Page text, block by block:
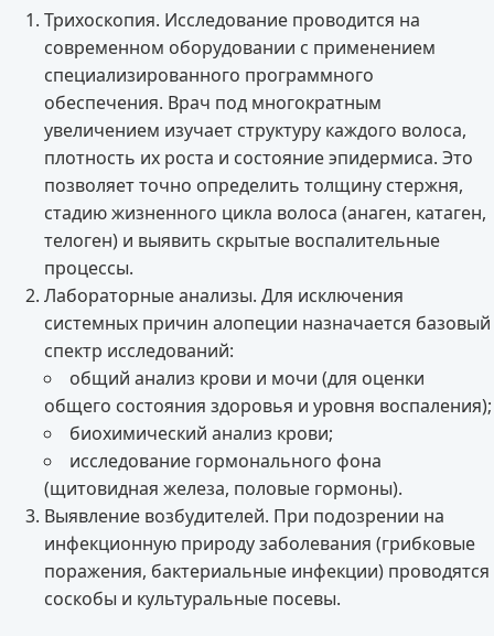
Трихоскопия. Исследование проводится на
современном оборудовании с применением
специализированного программного
обеспечения. Врач под многократным
увеличением изучает структуру каждого волоса,
плотность их роста и состояние эпидермиса. Это
позволяет точно определить толщину стержня,
стадию жизненного цикла волоса (анаген, катаген,
телоген) и выявить скрытые воспалительные
процессы.
Лабораторные анализы. Для исключения
системных причин алопеции назначается базовый
спектр исследований:
общий анализ крови и мочи (для оценки
общего состояния здоровья и уровня воспаления);
биохимический анализ крови;
исследование гормонального фона
(щитовидная железа, половые гормоны).
Выявление возбудителей. При подозрении на
инфекционную природу заболевания (грибковые
поражения, бактериальные инфекции) проводятся
соскобы и культуральные посевы.